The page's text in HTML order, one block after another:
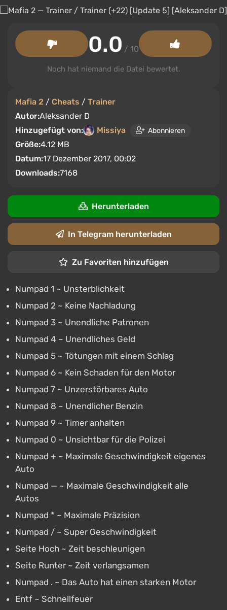
Mafia 2 / Cheats / Trainer
Autor:Aleksander D
Hinzugefügt von:
Missiya Abonnieren
Größe:4.12 MB
Datum:17 Dezember 2017, 00:02
Downloads:7168
0.0 / 10
Noch hat niemand die Datei bewertet.
Herunterladen
In Telegram herunterladen
Zu Favoriten hinzufügen
Numpad 1 ~ Unsterblichkeit
Numpad 2 ~ Keine Nachladung
Numpad 3 ~ Unendliche Patronen
Numpad 4 ~ Unendliches Geld
Numpad 5 ~ Tötungen mit einem Schlag
Numpad 6 ~ Kein Schaden für den Motor
Numpad 7 ~ Unzerstörbares Auto
Numpad 8 ~ Unendlicher Benzin
Numpad 9 ~ Timer anhalten
Numpad 0 ~ Unsichtbar für die Polizei
Numpad + ~ Maximale Geschwindigkeit eigenes
Auto
Numpad — ~ Maximale Geschwindigkeit alle
Autos
Numpad * ~ Maximale Präzision
Numpad / ~ Super Geschwindigkeit
Seite Hoch ~ Zeit beschleunigen
Seite Runter ~ Zeit verlangsamen
Numpad . ~ Das Auto hat einen starken Motor
Entf ~ Schnellfeuer